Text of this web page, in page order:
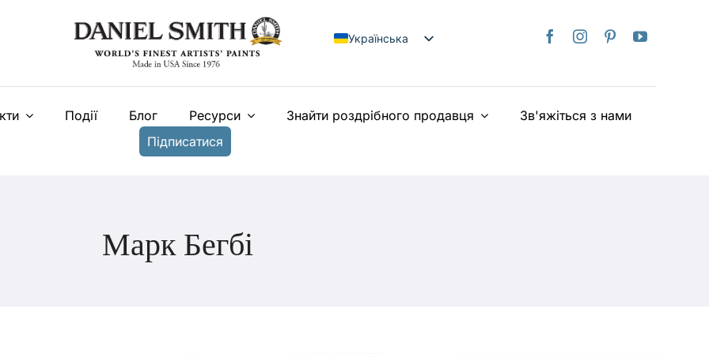
Українська
日本語
Français
Події Блог Ресурси Знайти роздрібного продавця
Зв'яжіться з нами
Підписатися
Марк Бегбі